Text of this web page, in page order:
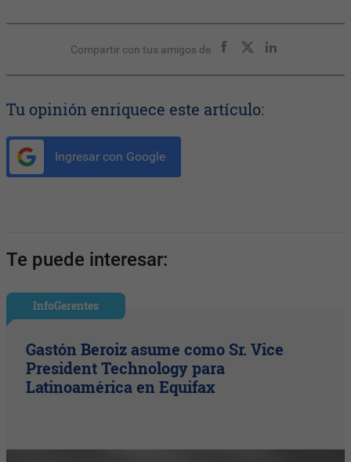
Compartir con tus amigos de
Tu opinión enriquece este artículo:
Ingresar con Google
Te puede interesar:
InfoGerentes
Gastón Beroiz asume como Sr. Vice
President Technology para
Latinoamérica en Equifax